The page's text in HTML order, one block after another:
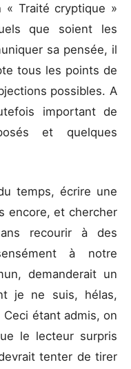
« Traité cryptique »
que soient les
sa pensée, il
tous les points de
possibles. A
important de
et quelques
temps, écrire une
encore, et chercher
recourir à des
à notre
demanderait un
je ne suis, hélas,
Ceci étant admis, on
le lecteur surpris
tenter de tirer